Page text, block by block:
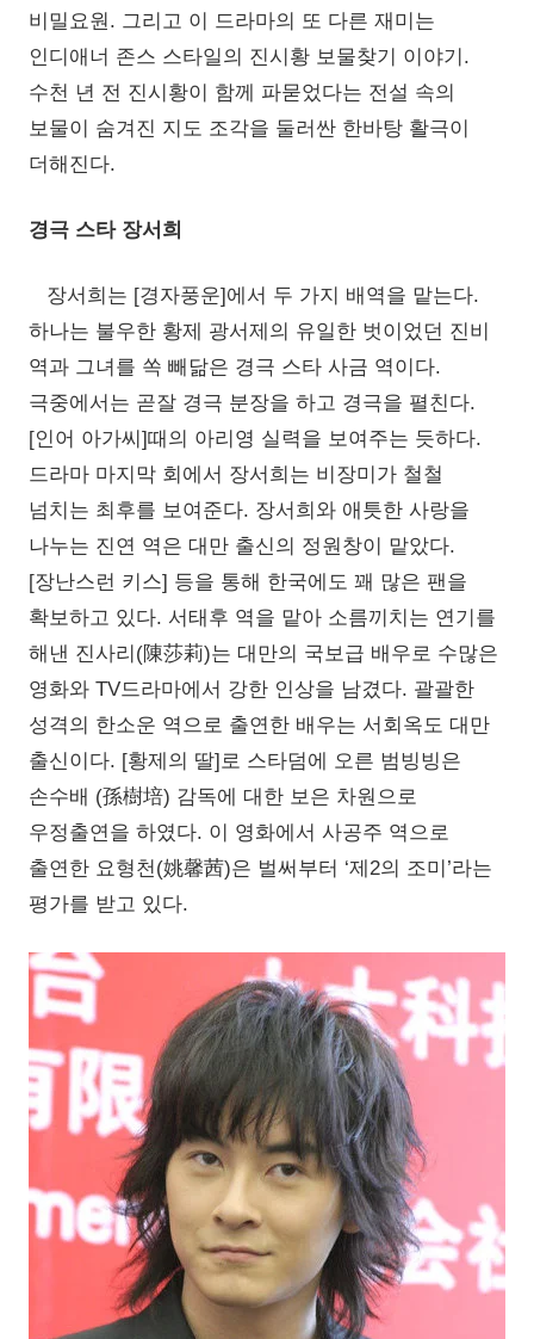
비밀요원. 그리고 이 드라마의 또 다른 재미는
인디애너 존스 스타일의 진시황 보물찾기 이야기.
수천 년 전 진시황이 함께 파묻었다는 전설 속의
보물이 숨겨진 지도 조각을 둘러싼 한바탕 활극이
더해진다.
경극 스타 장서희
장서희는 [경자풍운]에서 두 가지 배역을 맡는다.
하나는 불우한 황제 광서제의 유일한 벗이었던 진비
역과 그녀를 쏙 빼닮은 경극 스타 사금 역이다.
극중에서는 곧잘 경극 분장을 하고 경극을 펼친다.
[인어 아가씨]때의 아리영 실력을 보여주는 듯하다.
드라마 마지막 회에서 장서희는 비장미가 철철
넘치는 최후를 보여준다. 장서희와 애틋한 사랑을
나누는 진연 역은 대만 출신의 정원창이 맡았다.
[장난스런 키스] 등을 통해 한국에도 꽤 많은 팬을
확보하고 있다. 서태후 역을 맡아 소름끼치는 연기를
해낸 진사리(陳莎莉)는 대만의 국보급 배우로 수많은
영화와 TV드라마에서 강한 인상을 남겼다. 괄괄한
성격의 한소운 역으로 출연한 배우는 서회옥도 대만
출신이다. [황제의 딸]로 스타덤에 오른 범빙빙은
손수배 (孫樹培) 감독에 대한 보은 차원으로
우정출연을 하였다. 이 영화에서 사공주 역으로
출연한 요형천(姚馨茜)은 벌써부터 ‘제2의 조미’라는
평가를 받고 있다.